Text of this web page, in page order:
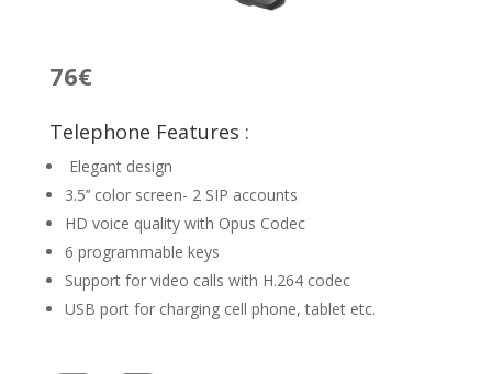
76€
Telephone Features :
Elegant design
3.5’’ color screen- 2 SIP accounts
HD voice quality with Opus Codec
6 programmable keys
Support for video calls with H.264 codec
USB port for charging cell phone, tablet etc.